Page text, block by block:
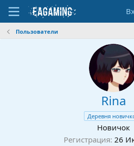
Пользователи
Rina
Деревня
Новичок
Регистрация 26